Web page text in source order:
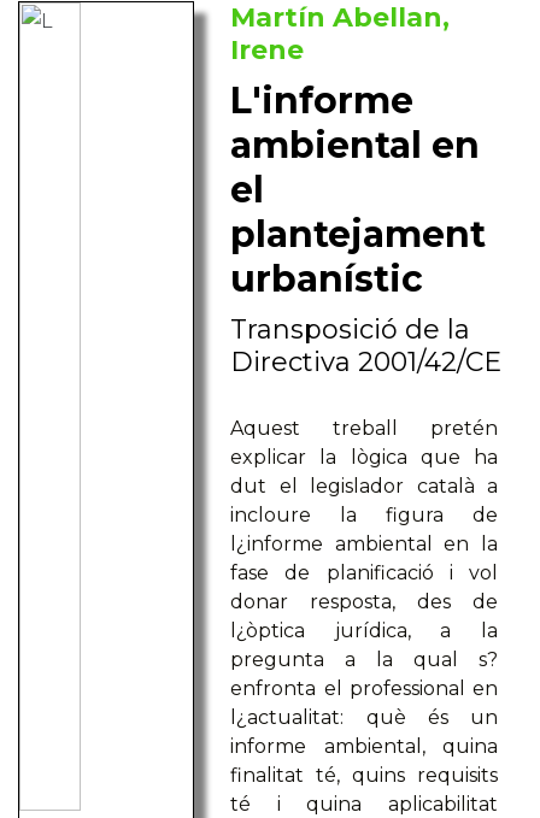
Martín Abellan,
Irene
L'informe
ambiental en
el
plantejament
urbanístic
Transposició de la
Directiva 2001/42/CE
Aquest treball pretén
explicar la lògica que ha
dut el legislador català a
incloure la figura de
l¿informe ambiental en la
fase de planificació i vol
donar resposta, des de
l¿òptica jurídica, a la
pregunta a la qual s?
enfronta el professional en
l¿actualitat: què és un
informe ambiental, quina
finalitat té, quins requisits
té i quina aplicabilitat